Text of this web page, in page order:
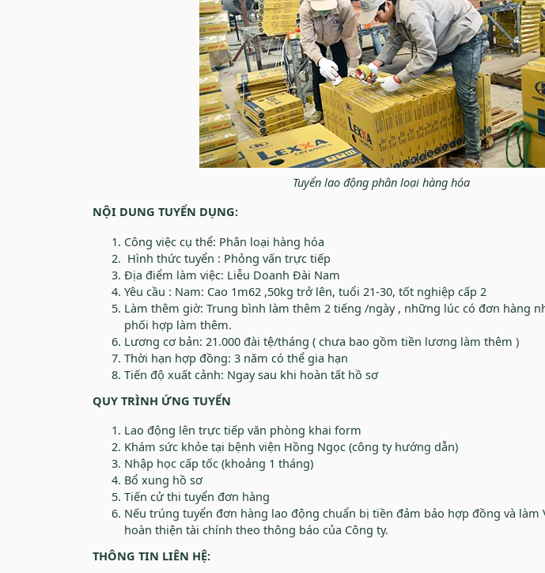
Tuyển lao động phân loại hàng hóa
NỘI DUNG TUYỂN DỤNG:
Công việc cụ thể: Phân loại hàng hóa
Hình thức tuyển : Phỏng vấn trực tiếp
Địa điểm làm việc: Liễu Doanh Đài Nam
Yêu cầu : Nam: Cao 1m62 ,50kg trở lên, tuổi 21-30, tốt nghiệp cấp 2
Làm thêm giờ: Trung bình làm thêm 2 tiếng /ngày , những lúc có đơn hàng
phối hợp làm thêm.
Lương cơ bản: 21.000 đài tệ/tháng ( chưa bao gồm tiền lương làm thêm )
Thời hạn hợp đồng: 3 năm có thể gia hạn
Tiến độ xuất cảnh: Ngay sau khi hoàn tất hồ sơ
QUY TRÌNH ỨNG TUYỂN
Lao động lên trực tiếp văn phòng khai form
Khám sức khỏe tại bệnh viện Hồng Ngọc (công ty hướng dẫn)
Nhập học cấp tốc (khoảng 1 tháng)
Bổ xung hồ sơ
Tiến cử thi tuyển đơn hàng
Nếu trúng tuyển đơn hàng lao động chuẩn bị tiền đảm bảo hợp đồng và làm
hoàn thiện tài chính theo thông báo của Công ty.
THÔNG TIN LIÊN HỆ: